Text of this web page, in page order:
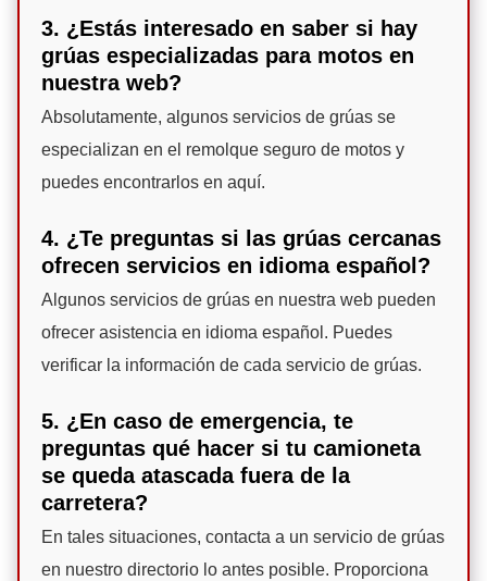
3. ¿Estás interesado en saber si hay
grúas especializadas para motos en
nuestra web?
Absolutamente, algunos servicios de grúas se
especializan en el remolque seguro de motos y
puedes encontrarlos en aquí.
4. ¿Te preguntas si las grúas cercanas
ofrecen servicios en idioma español?
Algunos servicios de grúas en nuestra web pueden
ofrecer asistencia en idioma español. Puedes
verificar la información de cada servicio de grúas.
5. ¿En caso de emergencia, te
preguntas qué hacer si tu camioneta
se queda atascada fuera de la
carretera?
En tales situaciones, contacta a un servicio de grúas
en nuestro directorio lo antes posible. Proporciona